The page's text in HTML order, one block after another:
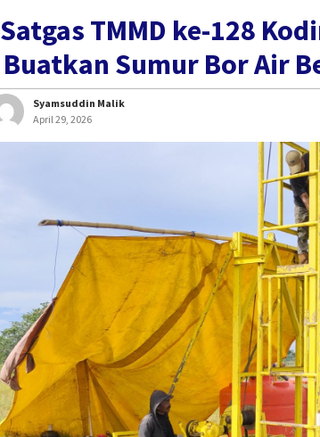
Satgas TMMD ke-128
Buatkan Sumur Bor Air
Syamsuddin Malik
April 29, 2026